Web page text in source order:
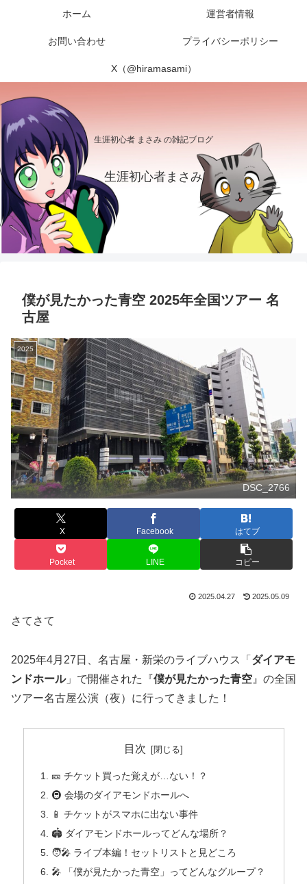
生涯初心者 まさみ の雑記ブログ
生涯初心者まさみ
ホーム 運営者情報
お問い合わせ プライバシーポリシー
X（@hiramasami）
僕が見たかった青空 2025年全国ツアー 名
古屋
2025
DSC_2766
X Facebook はてブ
Pocket LINE コピー
2025.04.27 2025.05.09
さてさて
2025年4月27日、名古屋・新栄のライブハウス「 ダイアモ
ンドホール」で開催された『僕が見たかった青空 』の全国
ツアー名古屋公演（夜）に行ってきました！
目次
🎫 チケット買った覚えが…ない！？
🚇 会場のダイアモンドホールへ
📱 チケットがスマホに出ない事件
🏟 ダイアモンドホールってどんな場所？
🧑‍🎤 ライブ本編！セットリストと見どころ
🎤 「僕が見たかった青空」ってどんなグループ？